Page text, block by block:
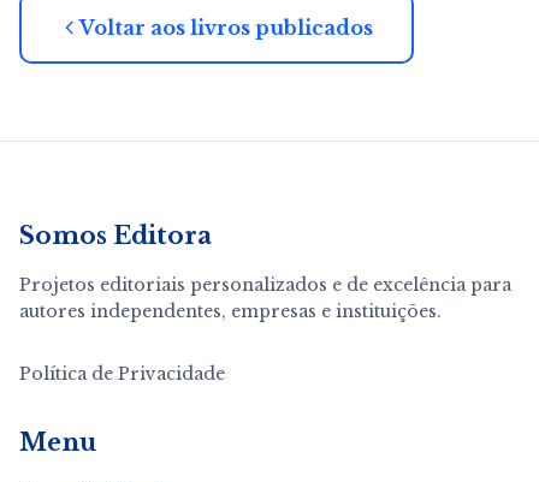
Voltar aos livros publicados
Somos Editora
Projetos editoriais personalizados e de excelência para
autores independentes, empresas e instituições.
Política de Privacidade
Menu